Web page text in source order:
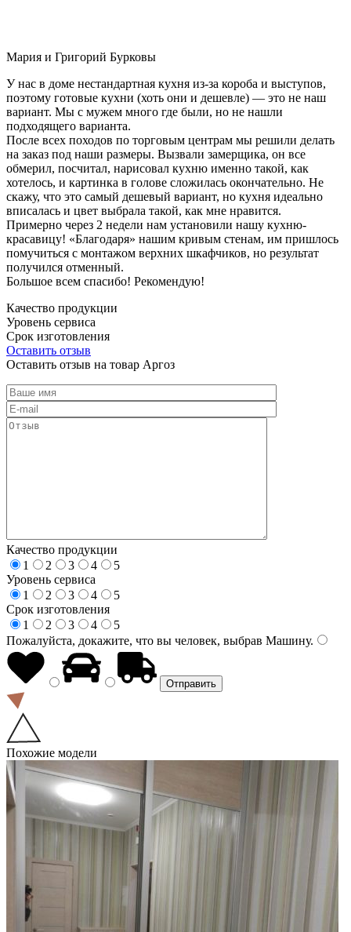
Мария и Григорий Бурковы
У нас в доме нестандартная кухня из-за короба и выступов,
поэтому готовые кухни (хоть они и дешевле) — это не наш
вариант. Мы с мужем много где были, но не нашли
подходящего варианта.
После всех походов по торговым центрам мы решили делать
на заказ под наши размеры. Вызвали замерщика, он все
обмерил, посчитал, нарисовал кухню именно такой, как
хотелось, и картинка в голове сложилась окончательно. Не
скажу, что это самый дешевый вариант, но кухня идеально
вписалась и цвет выбрала такой, как мне нравится.
Примерно через 2 недели нам установили нашу кухню-
красавицу! «Благодаря» нашим кривым стенам, им пришлось
помучиться с монтажом верхних шкафчиков, но результат
получился отменный.
Большое всем спасибо! Рекомендую!
Качество продукции
Уровень сервиса
Срок изготовления
Оставить отзыв
Оставить отзыв на товар Аргоз
Качество продукции
1
2 3 4
5
Уровень сервиса
1
2 3 4
5
Срок изготовления
1
2 3 4
5
Пожалуйста, докажите, что вы человек, выбрав Машину.
Похожие модели